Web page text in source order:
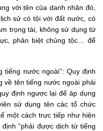
với tên của danh nhân đó,
sử có tội với đất nước, có
trọng tài, không sử dụng từ
phân biệt chủng tộc… để
tiếng nước ngoài”: Quy định
về tên tiếng nước ngoài phải
định ngược lại để áp dụng
sử dụng tên các tổ chức
một cách trực tiếp như hiện
“phải được dịch từ tiếng